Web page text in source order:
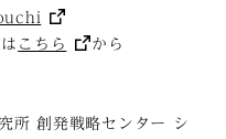
こちら から
所 創発戦略センター シ